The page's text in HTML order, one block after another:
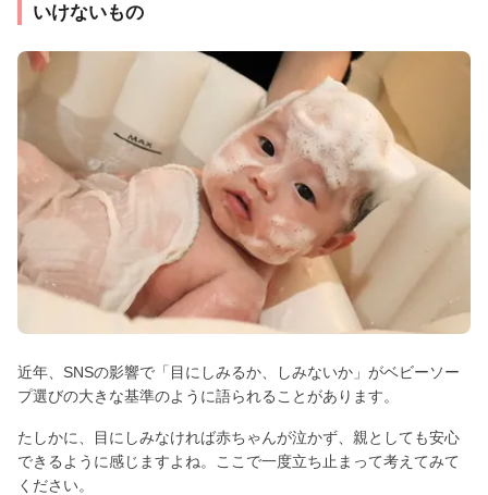
いけないもの
近年、SNSの影響で「目にしみるか、しみないか」がベビーソー
プ選びの大きな基準のように語られることがあります。
たしかに、目にしみなければ赤ちゃんが泣かず、親としても安心
できるように感じますよね。ここで一度立ち止まって考えてみて
ください。